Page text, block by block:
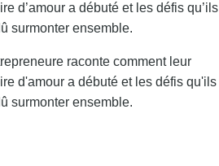
d’amour a débuté et les défis qu’ils
surmonter ensemble.
raconte comment leur
d'amour a débuté et les défis qu'ils
surmonter ensemble.